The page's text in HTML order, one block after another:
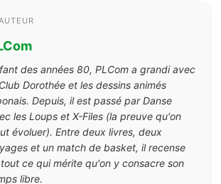
des années 80, PLCom a grandi avec
Dorothée et les dessins animés
Depuis, il est passé par Danse
les Loups et X-Files (la preuve qu'on
évoluer). Entre deux livres, deux
et un match de basket, il recense
ce qui mérite qu'on y consacre son
libre.